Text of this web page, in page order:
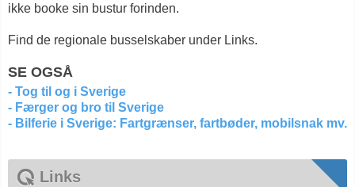
ikke booke sin bustur forinden.
Find de regionale busselskaber under Links.
SE OGSÅ
- Tog til og i Sverige
- Færger og bro til Sverige
- Bilferie i Sverige: Fartgrænser, fartbøder, mobilsnak mv.
Links